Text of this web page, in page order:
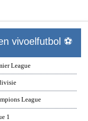
vivoelfutbol ⚽
League
League
1